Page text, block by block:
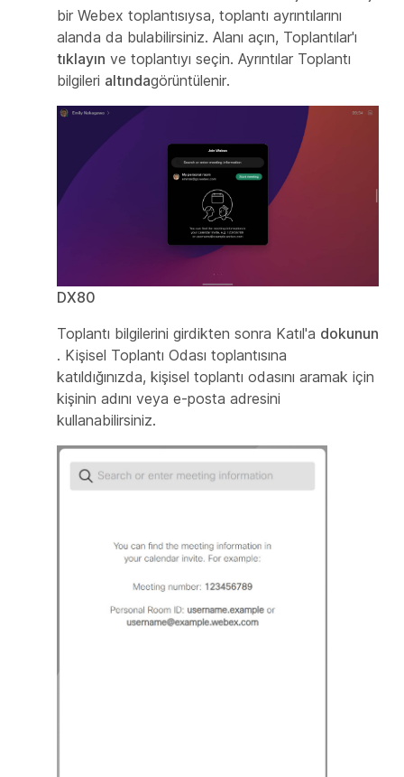
bir Webex toplantısıysa, toplantı ayrıntılarını
alanda da bulabilirsiniz. Alanı açın, Toplantılar'ı
tıklayın ve toplantıyı seçin. Ayrıntılar Toplantı
bilgileri altındagörüntülenir.
DX80
Toplantı bilgilerini girdikten sonra Katıl'a dokunun
. Kişisel Toplantı Odası toplantısına
katıldığınızda, kişisel toplantı odasını aramak için
kişinin adını veya e-posta adresini
kullanabilirsiniz.